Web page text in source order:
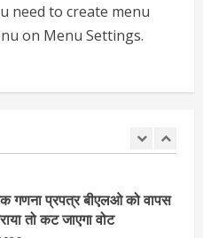
need to create menu
on Menu Settings.
व नियम का बारीकी से किया
तब कार्रवाई